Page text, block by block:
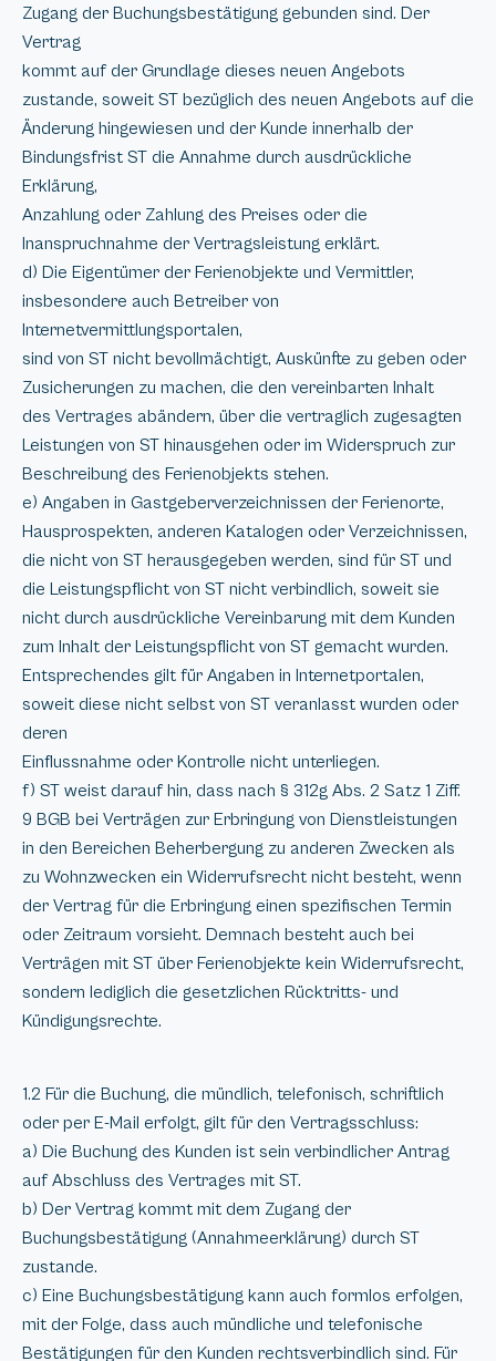
Zugang der Buchungsbestätigung gebunden sind. Der
Vertrag
kommt auf der Grundlage dieses neuen Angebots
zustande, soweit ST bezüglich des neuen Angebots auf die
Änderung hingewiesen und der Kunde innerhalb der
Bindungsfrist ST die Annahme durch ausdrückliche
Erklärung,
Anzahlung oder Zahlung des Preises oder die
Inanspruchnahme der Vertragsleistung erklärt.
d) Die Eigentümer der Ferienobjekte und Vermittler,
insbesondere auch Betreiber von
Internetvermittlungsportalen,
sind von ST nicht bevollmächtigt, Auskünfte zu geben oder
Zusicherungen zu machen, die den vereinbarten Inhalt
des Vertrages abändern, über die vertraglich zugesagten
Leistungen von ST hinausgehen oder im Widerspruch zur
Beschreibung des Ferienobjekts stehen.
e) Angaben in Gastgeberverzeichnissen der Ferienorte,
Hausprospekten, anderen Katalogen oder Verzeichnissen,
die nicht von ST herausgegeben werden, sind für ST und
die Leistungspflicht von ST nicht verbindlich, soweit sie
nicht durch ausdrückliche Vereinbarung mit dem Kunden
zum Inhalt der Leistungspflicht von ST gemacht wurden.
Entsprechendes gilt für Angaben in Internetportalen,
soweit diese nicht selbst von ST veranlasst wurden oder
deren
Einflussnahme oder Kontrolle nicht unterliegen.
f) ST weist darauf hin, dass nach § 312g Abs. 2 Satz 1 Ziff.
9 BGB bei Verträgen zur Erbringung von Dienstleistungen
in den Bereichen Beherbergung zu anderen Zwecken als
zu Wohnzwecken ein Widerrufsrecht nicht besteht, wenn
der Vertrag für die Erbringung einen spezifischen Termin
oder Zeitraum vorsieht. Demnach besteht auch bei
Verträgen mit ST über Ferienobjekte kein Widerrufsrecht,
sondern lediglich die gesetzlichen Rücktritts- und
Kündigungsrechte.
1.2 Für die Buchung, die mündlich, telefonisch, schriftlich
oder per E-Mail erfolgt, gilt für den Vertragsschluss:
a) Die Buchung des Kunden ist sein verbindlicher Antrag
auf Abschluss des Vertrages mit ST.
b) Der Vertrag kommt mit dem Zugang der
Buchungsbestätigung (Annahmeerklärung) durch ST
zustande.
c) Eine Buchungsbestätigung kann auch formlos erfolgen,
mit der Folge, dass auch mündliche und telefonische
Bestätigungen für den Kunden rechtsverbindlich sind. Für